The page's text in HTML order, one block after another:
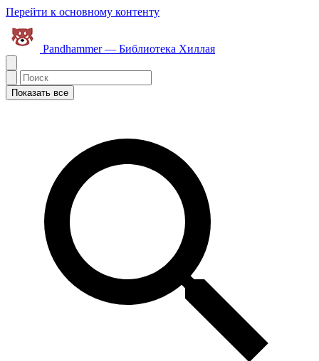
Перейти к основному контенту
Pandhammer — Библиотека Хиллая
Показать все